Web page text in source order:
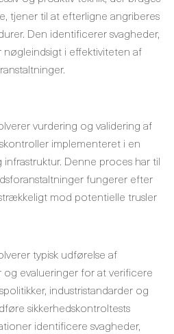
tjener til at efterligne angriberes
Den identificerer svagheder,
i effektiviteten af
vurdering og validering af
implementeret i en
Denne proces har til
fungerer efter
mod potentielle trusler
typisk udførelse af
og evalueringer for at verificere
industristandarder og
sikkerhedskontroltests
identificere svagheder,